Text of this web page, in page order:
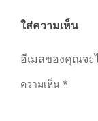
ใส่ความเห็น
อีเมลของคุณจ
ความเห็น *